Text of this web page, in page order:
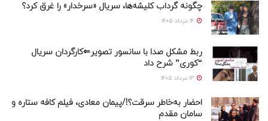
چگونه گرداب کلیشه‌ها، سریال «سرخدار» را غرق کرد؟
ربط مشکل صدا با سانسور تصویر⇐کارگردان سریال
“کوری” شرح داد
احضار به‌خاطر سرقت؟!/پیمان معادی، فیلم کافه ستاره و
سامان مقدم